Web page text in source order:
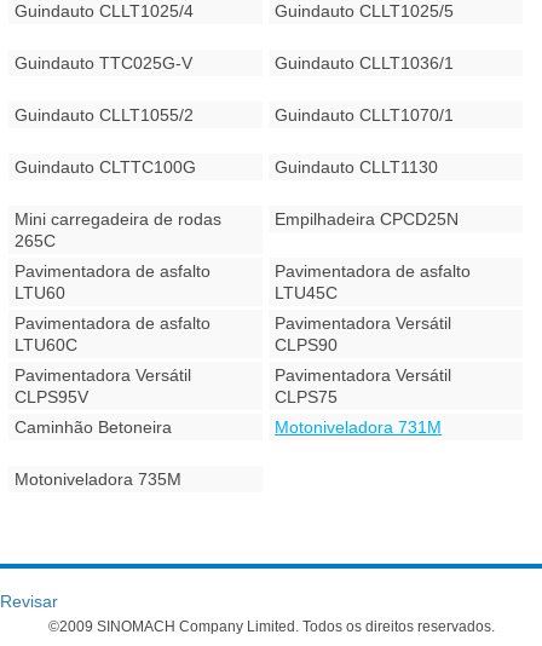
Guindauto CLLT1025/4 Guindauto CLLT1025/5
Guindauto TTC025G-V Guindauto CLLT1036/1
Guindauto CLLT1055/2 Guindauto CLLT1070/1
Guindauto CLTTC100G Guindauto CLLT1130
Mini carregadeira de rodas
265C
Empilhadeira CPCD25N
Pavimentadora de asfalto
LTU60
Pavimentadora de asfalto
LTU45C
Pavimentadora de asfalto
LTU60C
Pavimentadora Versátil
CLPS90
Pavimentadora Versátil
CLPS95V
Pavimentadora Versátil
CLPS75
Caminhão Betoneira
Motoniveladora 731M
Motoniveladora 735M
Revisar
©2009 SINOMACH Company Limited. Todos os direitos reservados.